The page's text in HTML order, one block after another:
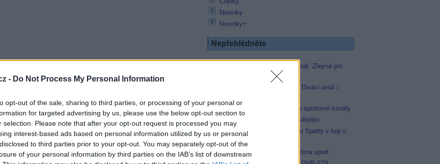
- Do Not Process My Personal Information
opt-out of the sale, sharing to third parties, or processing of your personal or
for targeted advertising by us, please use the below opt-out section to
selection. Please note that after your opt-out request is processed you may
interest-based ads based on personal information utilized by us or personal
to third parties prior to your opt-out. You may separately opt-out of the
of your personal information by third parties on the IAB’s list of downstream
zabití 2 přinese divákům osm pokračování a
kteří se sice milují, ale taky občas nenávidí.
Na smímku Jakub Prachař a Sara
v něčem i drsnější,“ prozrazuje Sara Sandeva,
„Dvojka bude propracovanější, lépe jsme
zajímavější,“ slibuje druhý hrdina. Tihle dva
Novinky
Novinky+
Nepřehlédněte
Skylink spustil nový Test kanál. Zřejmě pro
Oneplay zařadí Prima sport. Diváci uvidí i
AMC získala licence pro dva sportovní kanály
Operátor Du převzal další multiplex
Prima sport odvysílá i odvetu Sparty v boji o
Ligu mistrů
Antik TV potvrdil zařazení Prima sport